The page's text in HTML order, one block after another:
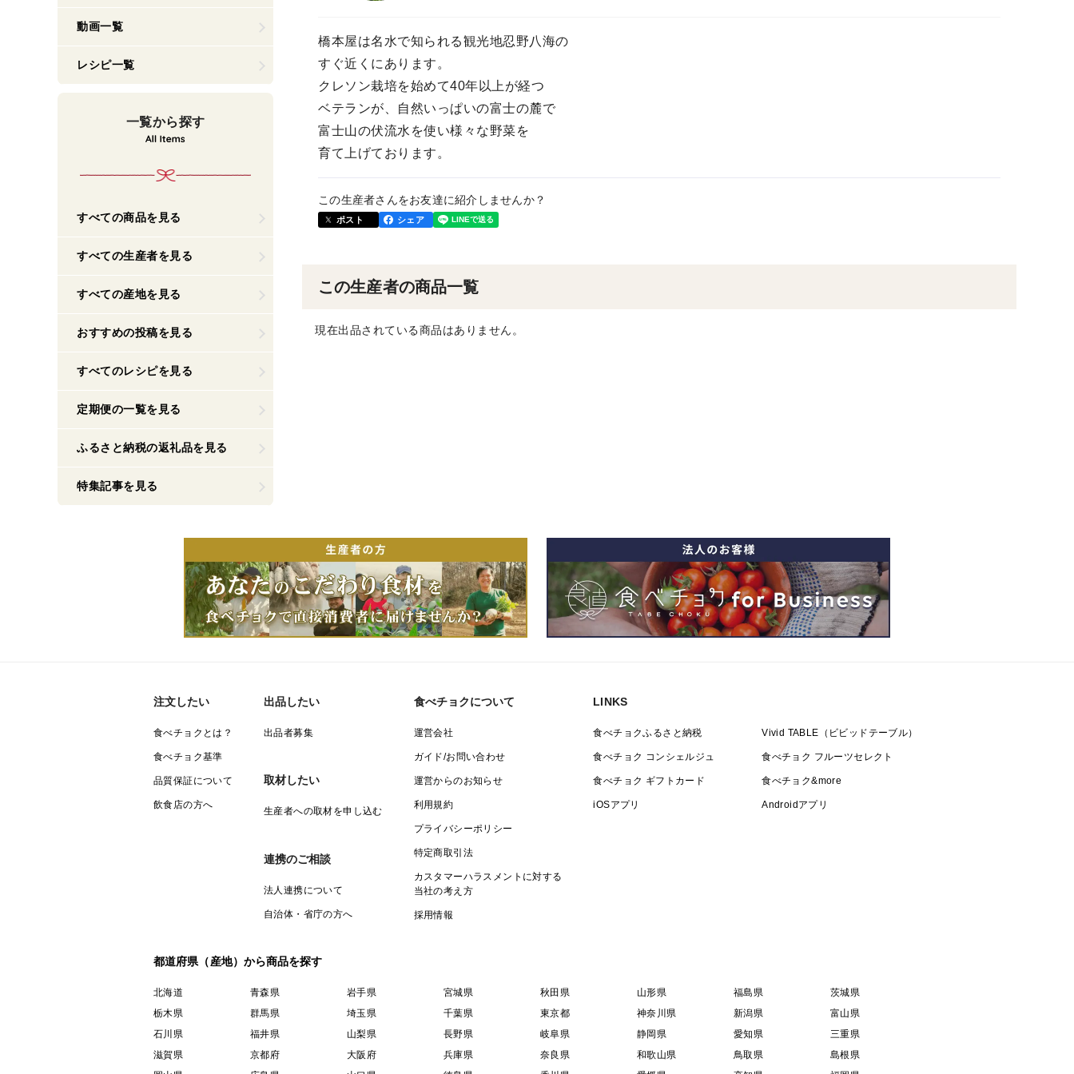
橋本屋は名水で知られる観光地忍野八海の
すぐ近くにあります。
クレソン栽培を始めて40年以上が経つ
ベテランが、自然いっぱいの富士の麓で
富士山の伏流水を使い様々な野菜を
育て上げております。
この生産者さんをお友達に紹介しませんか？
ポスト シェア
この生産者の商品一覧
現在出品されている商品はありません。
動画一覧
レシピ一覧
一覧から探す
すべての商品を見る
すべての生産者を見る
すべての産地を見る
おすすめの投稿を見る
すべてのレシピを見る
定期便の一覧を見る
ふるさと納税の返礼品を見る
特集記事を見る
注文したい
食べチョクとは？
食べチョク基準
品質保証について
飲食店の方へ
出品したい
出品者募集
取材したい
生産者への取材を申し込む
連携のご相談
法人連携について
自治体・省庁の方へ
食べチョクについて
運営会社
ガイド/お問い合わせ
運営からのお知らせ
利用規約
プライバシーポリシー
特定商取引法
カスタマーハラスメントに対する
当社の考え方
採用情報
LINKS
食べチョクふるさと納税 Vivid TABLE（ビビッドテーブル）
食べチョク コンシェルジュ 食べチョク フルーツセレクト
食べチョク ギフトカード 食べチョク&more
iOSアプリ Androidアプリ
都道府県（産地）から商品を探す
北海道 青森県 岩手県 宮城県 秋田県 山形県 福島県
茨城県
栃木県
群馬県 埼玉県 千葉県 東京都 神奈川県 新潟県
富山県
石川県
福井県 山梨県 長野県 岐阜県 静岡県 愛知県
三重県
滋賀県
京都府 大阪府 兵庫県 奈良県 和歌山県 鳥取県
島根県